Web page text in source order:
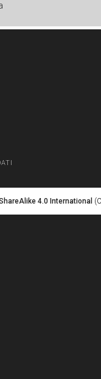
4.0 International